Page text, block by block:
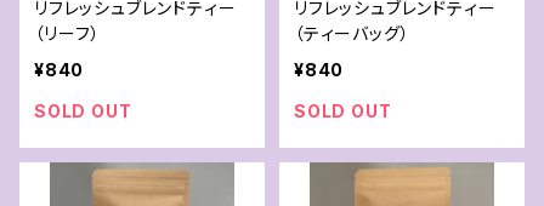
リフレッシュブレンドティー
（リーフ）
¥840
SOLD OUT
リフレッシュブレンドティー
（ティーバッグ）
¥840
SOLD OUT